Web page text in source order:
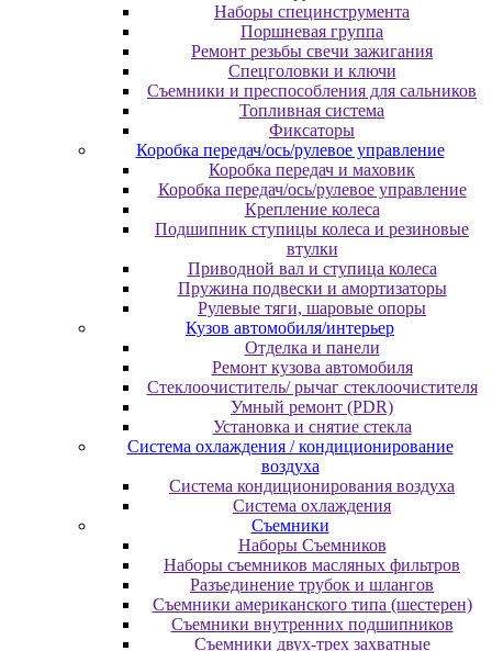
Наборы специнструмента
Поршневая группа
Ремонт резьбы свечи зажигания
Спецголовки и ключи
Съемники и преспособления для сальников
Топливная система
Фиксаторы
Коробка передач/ось/рулевое управление
Коробка передач и маховик
Коробка передач/ось/рулевое управление
Крепление колеса
Подшипник ступицы колеса и резиновые
втулки
Приводной вал и ступица колеса
Пружина подвески и амортизаторы
Рулевые тяги, шаровые опоры
Кузов автомобиля/интерьер
Отделка и панели
Ремонт кузова автомобиля
Стеклоочиститель/ рычаг стеклоочистителя
Умный ремонт (PDR)
Установка и снятие стекла
Система охлаждения / кондиционирование
воздуха
Система кондиционирования воздуха
Система охлаждения
Съемники
Наборы Съемников
Наборы съемников масляных фильтров
Разъединение трубок и шлангов
Съемники американского типа (шестерен)
Съемники внутренних подшипников
Съемники двух-трех захватные